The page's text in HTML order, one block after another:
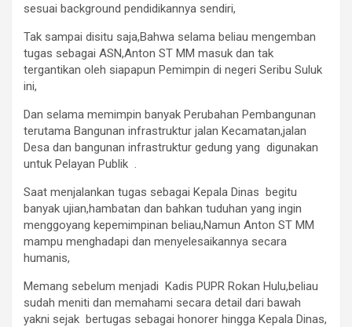
sesuai background pendidikannya sendiri,
Tak sampai disitu saja,Bahwa selama beliau mengemban
tugas sebagai ASN,Anton ST MM masuk dan tak
tergantikan oleh siapapun Pemimpin di negeri Seribu Suluk
ini,
Dan selama memimpin banyak Perubahan Pembangunan
terutama Bangunan infrastruktur jalan Kecamatan,jalan
Desa dan bangunan infrastruktur gedung yang digunakan
untuk Pelayan Publik .
Saat menjalankan tugas sebagai Kepala Dinas begitu
banyak ujian,hambatan dan bahkan tuduhan yang ingin
menggoyang kepemimpinan beliau,Namun Anton ST MM
mampu menghadapi dan menyelesaikannya secara
humanis,
Memang sebelum menjadi Kadis PUPR Rokan Hulu,beliau
sudah meniti dan memahami secara detail dari bawah
yakni sejak bertugas sebagai honorer hingga Kepala Dinas,